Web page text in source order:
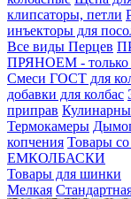
клипсаторы, петли
инъекторы для
Все виды Перцев
ПРЯНОЕМ - только
Смеси ГОСТ для
добавки для колбас
приправ
Термокамеры
копчения Товары со
ЕМКОЛБАСКИ
Товары для шинки
Мелкая